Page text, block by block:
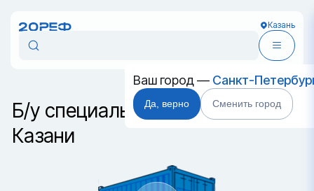
Казань
Ваш город — Санкт-
Да, верно Сменить город
Б/у специальные контейнеры в
Казани